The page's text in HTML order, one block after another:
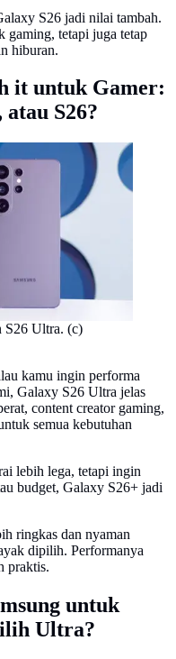
S26 jadi nilai tambah.
gaming, tetapi juga tetap
hiburan.
it untuk Gamer:
S26?
S26 Ultra. (c)
kamu ingin performa
Galaxy S26 Ultra jelas
content creator gaming,
semua kebutuhan
lebih lega, tetapi ingin
budget, Galaxy S26+ jadi
ringkas dan nyaman
dipilih. Performanya
praktis.
untuk
Ultra?